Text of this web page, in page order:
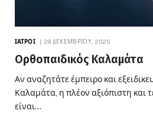
ΙΑΤΡΟΊ 29 ΔΕΚΕΜΒΡΊΟΥ, 2025
Ορθοπαιδικός Καλαμάτα
Αν αναζητάτε έμπειρο και
Καλαμάτα, η πλέον αξιόπιστη και
είναι…